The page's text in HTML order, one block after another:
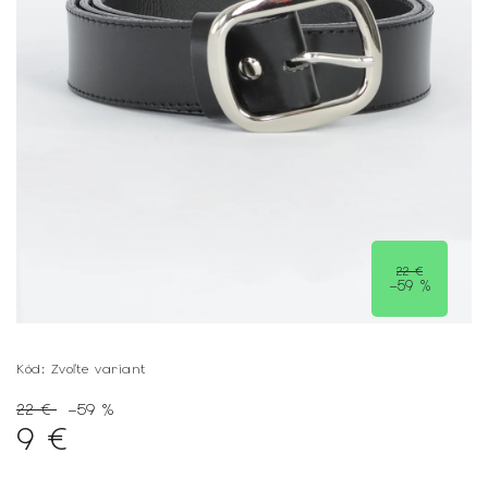
22 €
–59 %
Kód: Zvoľte variant
22 € –59 %
9 €